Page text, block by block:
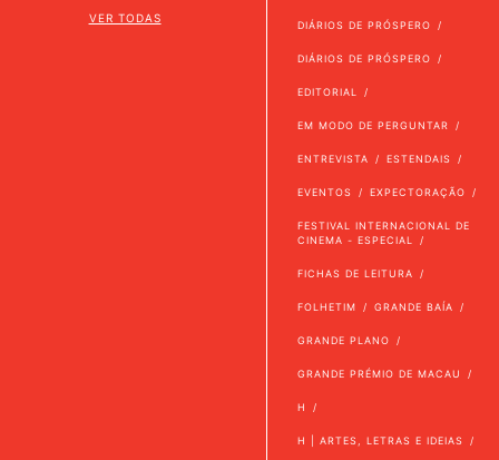
VER TODAS
DIÁRIOS DE PRÓSPERO
DIÁRIOS DE PRÓSPERO
EDITORIAL
EM MODO DE PERGUNTAR
ENTREVISTA ESTENDAIS
EVENTOS EXPECTORAÇÃO
FESTIVAL INTERNACIONAL DE
CINEMA - ESPECIAL
FICHAS DE LEITURA
FOLHETIM GRANDE BAÍA
GRANDE PLANO
GRANDE PRÉMIO DE MACAU
H
H | ARTES, LETRAS E IDEIAS